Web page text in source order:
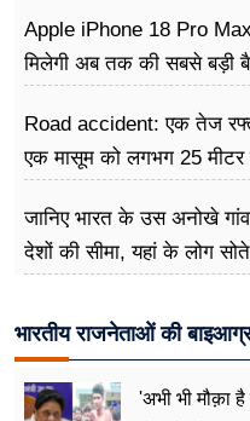
Apple iPhone 18 Pro
मिलेगी अब तक की सबसे बड़ी
Road accident: एक तेज
एक मासूम को लगभग 25
जानिए भारत के उस अनोखे
देशों की सीमा, यहां के लोग
भारतीय राजनेताओं की
'अभी भी मौक़ा